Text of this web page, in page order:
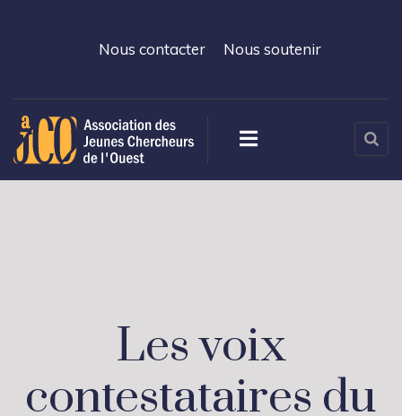
Nous contacter Nous soutenir
Les voix
contestataires du